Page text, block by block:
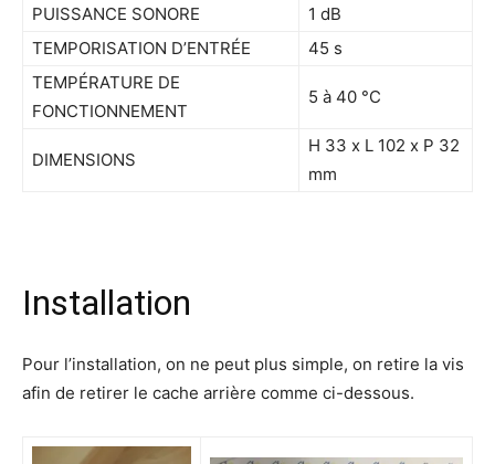
PUISSANCE SONORE
1 dB
TEMPORISATION D’ENTRÉE
45 s
TEMPÉRATURE DE
FONCTIONNEMENT
5 à 40 °C
DIMENSIONS
H 33 x L 102 x P 32
mm
Installation
Pour l’installation, on ne peut plus simple, on retire la vis
afin de retirer le cache arrière comme ci-dessous.